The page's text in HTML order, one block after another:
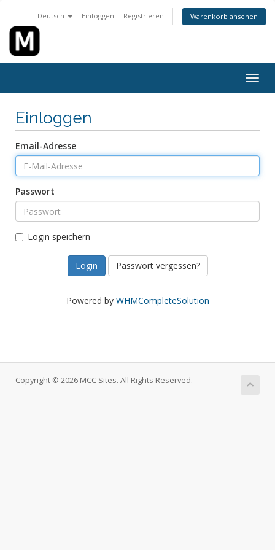
Deutsch Einloggen Registrieren Warenkorb ansehen
ein-/
Einloggen
Email-Adresse
Passwort
Login speichern
Passwort vergessen?
Powered by WHMCompleteSolution
Copyright © 2026 MCC Sites. All Rights Reserved.